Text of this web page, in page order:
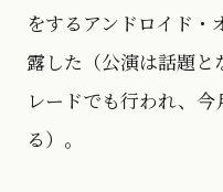
をするアンドロイド
露した（公演は話題と
レードでも行われ、
る）。